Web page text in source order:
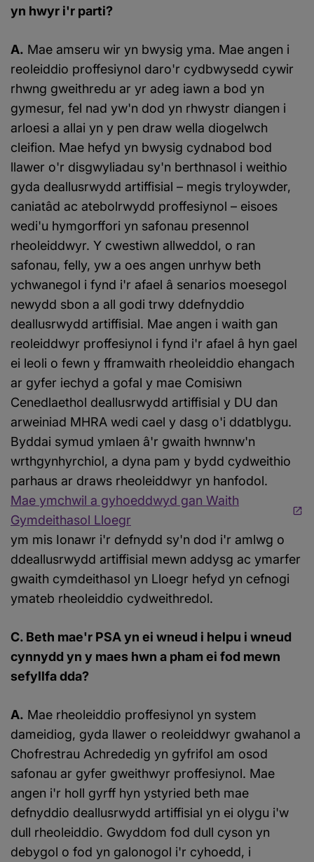
yn hwyr i'r parti?
A. Mae amseru wir yn bwysig yma. Mae angen i
reoleiddio proffesiynol daro'r cydbwysedd cywir
rhwng gweithredu ar yr adeg iawn a bod yn
gymesur, fel nad yw'n dod yn rhwystr diangen i
arloesi a allai yn y pen draw wella diogelwch
cleifion. Mae hefyd yn bwysig cydnabod bod
llawer o'r disgwyliadau sy'n berthnasol i weithio
gyda deallusrwydd artiffisial – megis tryloywder,
caniatâd ac atebolrwydd proffesiynol – eisoes
wedi'u hymgorffori yn safonau presennol
rheoleiddwyr. Y cwestiwn allweddol, o ran
safonau, felly, yw a oes angen unrhyw beth
ychwanegol i fynd i'r afael â senarios moesegol
newydd sbon a all godi trwy ddefnyddio
deallusrwydd artiffisial. Mae angen i waith gan
reoleiddwyr proffesiynol i fynd i'r afael â hyn gael
ei leoli o fewn y fframwaith rheoleiddio ehangach
ar gyfer iechyd a gofal y mae Comisiwn
Cenedlaethol deallusrwydd artiffisial y DU dan
arweiniad MHRA wedi cael y dasg o'i ddatblygu.
Byddai symud ymlaen â'r gwaith hwnnw'n
wrthgynhyrchiol, a dyna pam y bydd cydweithio
parhaus ar draws rheoleiddwyr yn hanfodol.
Mae ymchwil a gyhoeddwyd gan Waith
Gymdeithasol Lloegr
ym mis Ionawr i'r defnydd sy'n dod i'r amlwg o
ddeallusrwydd artiffisial mewn addysg ac ymarfer
gwaith cymdeithasol yn Lloegr hefyd yn cefnogi
ymateb rheoleiddio cydweithredol.
C. Beth mae'r PSA yn ei wneud i helpu i wneud
cynnydd yn y maes hwn a pham ei fod mewn
sefyllfa dda?
A. Mae rheoleiddio proffesiynol yn system
dameidiog, gyda llawer o reoleiddwyr gwahanol a
Chofrestrau Achrededig yn gyfrifol am osod
safonau ar gyfer gweithwyr proffesiynol. Mae
angen i'r holl gyrff hyn ystyried beth mae
defnyddio deallusrwydd artiffisial yn ei olygu i'w
dull rheoleiddio. Gwyddom fod dull cyson yn
debygol o fod yn galonogol i'r cyhoedd, i